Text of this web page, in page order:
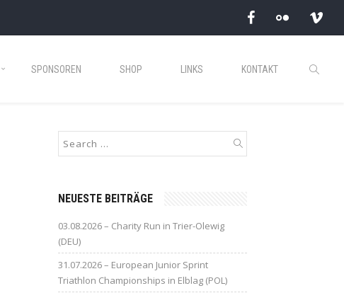
SPONSOREN SHOP LINKS KONTAKT
NEUESTE BEITRÄGE
03.08.2026 – Charity Run in Trier-Olewig
(DEU)
31.07.2026 – European Junior Sprint
Triathlon Championships in Elblag (POL)